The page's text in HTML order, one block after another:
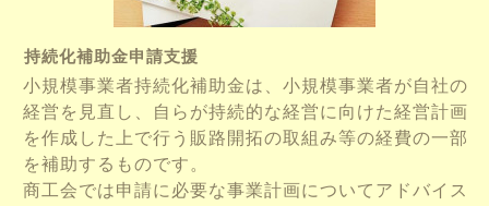
持続化補助金申請支援
小規模事業者持続化補助金は、小規模事業者が自社の
経営を見直し、自らが持続的な経営に向けた経営計画
を作成した上で行う販路開拓の取組み等の経費の一部
を補助するものです。
商工会では申請に必要な事業計画についてアドバイス